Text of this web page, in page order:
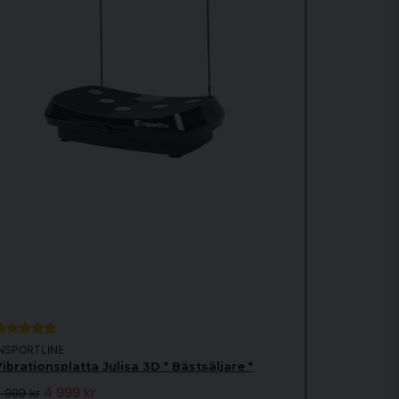
Julisa 3D * Bästsäljare *
999 kr 4 999 kr